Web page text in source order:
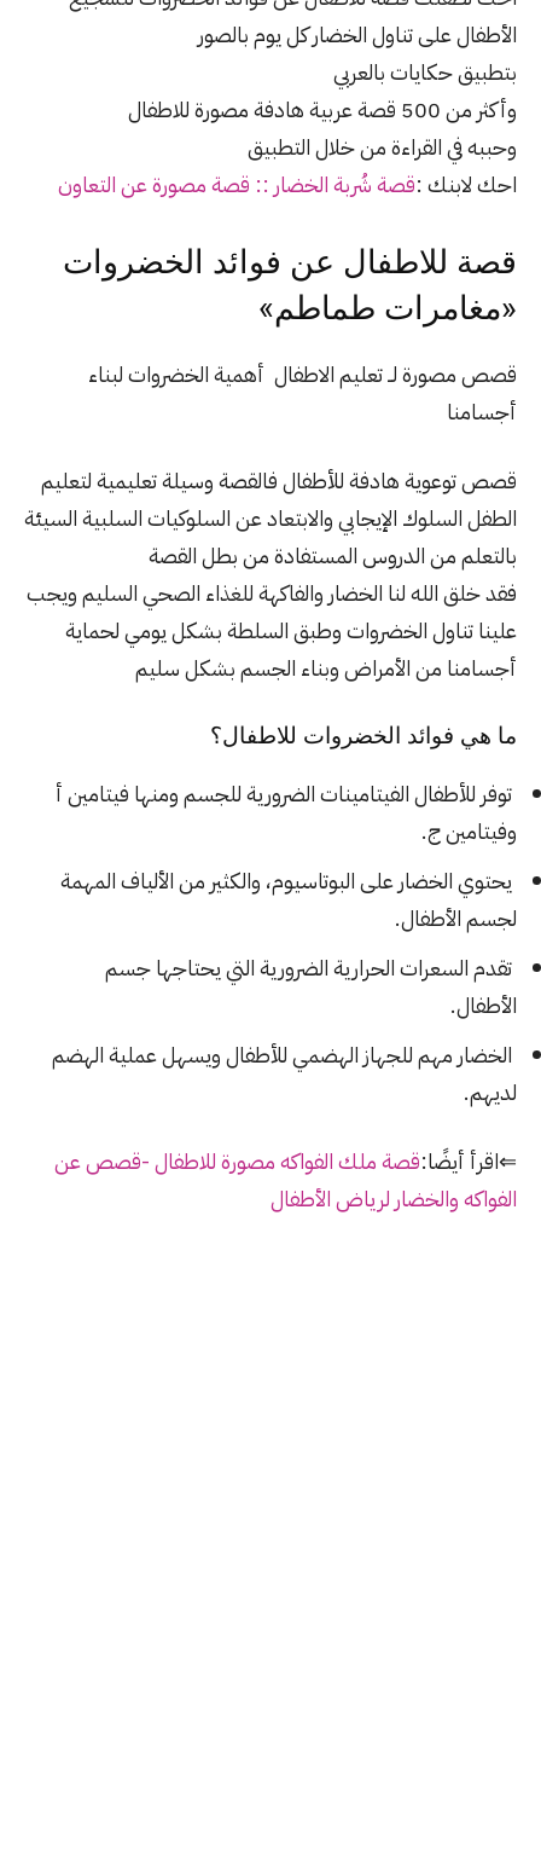
الأطفال على تناول الخضار كل يوم بالصور
بتطبيق حكايات بالعربي
وأكثر من 500 قصة عربية هادفة مصورة للاطفال
وحببه في القراءة من خلال التطبيق
احك لابنك :قصة شُربة الخضار :: قصة مصورة عن التعاون
قصة للاطفال عن فوائد الخضروات
«مغامرات طماطم»
قصص مصورة لــ تعليم الاطفال أهمية الخضروات لبناء
أجسامنا
قصص توعوية هادفة للأطفال فالقصة وسيلة تعليمية لتعليم
الطفل السلوك الإيجابي والابتعاد عن السلوكيات السلبية السيئة
بالتعلم من الدروس المستفادة من بطل القصة
فقد خلق الله لنا الخضار والفاكهة للغذاء الصحي السليم ويجب
علينا تناول الخضروات وطبق السلطة بشكل يومي لحماية
أجسامنا من الأمراض وبناء الجسم بشكل سليم
ما هي فوائد الخضروات للاطفال؟
توفر للأطفال الفيتامينات الضرورية للجسم ومنها فيتامين أ
وفيتامين ج.
يحتوي الخضار على البوتاسيوم، والكثير من الألياف المهمة
لجسم الأطفال.
تقدم السعرات الحرارية الضرورية التي يحتاجها جسم
الأطفال.
الخضار مهم للجهاز الهضمي للأطفال ويسهل عملية الهضم
لديهم.
⇐اقرأ أيضًا:قصة ملك الفواكه مصورة للاطفال -قصص عن
الفواكه والخضار لرياض الأطفال